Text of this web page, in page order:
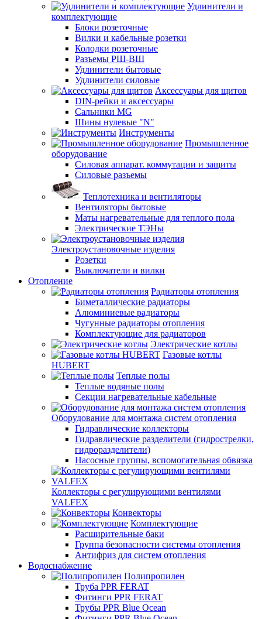
Удлинители и
комплектующие
Блоки розеточные
Вилки и кабельные розетки
Колодки розеточные
Разъемы РШ-ВШ
Удлинители бытовые
Удлинители силовые
Аксессуары для щитов
DIN-рейки и аксессуары
Сальники MG
Шины нулевые "N"
Инструменты
Промышленное
оборудование
Силовая аппарат. коммутации и защиты
Силовые разъемы
Теплотехника и вентиляторы
Вентиляторы бытовые
Маты нагревательные для теплого пола
Электрические ТЭНы
Электроустановочные изделия
Розетки
Выключатели и вилки
Отопление
Радиаторы отопления
Биметаллические радиаторы
Алюминиевые радиаторы
Чугунные радиаторы отопления
Комплектующие для радиаторов
Электрические котлы
Газовые котлы
HUBERT
Теплые полы
Теплые водяные полы
Секции нагревательные кабельные
Оборудование для монтажа систем отопления
Гидравлические коллекторы
Гидравлические разделители (гидрострелки,
гидроразделители)
Насосные группы, вспомогательная обвязка
Коллекторы с регулирующими вентилями
VALFEX
Конвекторы
Комплектующие
Расширительные баки
Группа безопасности системы отопления
Антифриз для систем отопления
Водоснабжение
Полипропилен
Труба PPR FERAT
Фитинги PPR FERAT
Трубы PPR Blue Ocean